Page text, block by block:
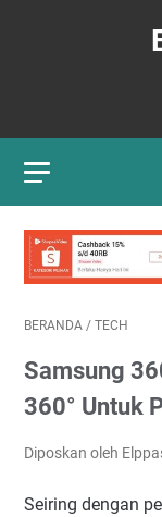
BERANDA / TECH
Samsung
360° Untuk
Diposkan oleh
Seiring dengan